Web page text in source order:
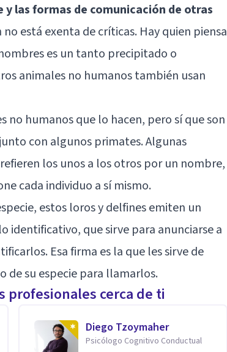
las formas de comunicación de otras
está exenta de críticas. Hay quien piensa
es un tanto precipitado o
animales no humanos también usan
no humanos que lo hacen, pero sí que son
con algunos primates. Algunas
los unos a los otros por un nombre,
cada individuo a sí mismo.
estos loros y delfines emiten un
identificativo, que sirve para anunciarse a
Esa firma es la que les sirve de
de su especie para llamarlos.
profesionales cerca de ti
Diego Tzoymaher
Psicólogo Cognitivo Conductual